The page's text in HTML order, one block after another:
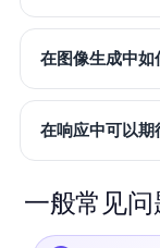
在图像生成中
在响应中可以
一般常见问